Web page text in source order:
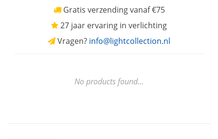
Gratis verzending vanaf €75
27 jaar ervaring in verlichting
Vragen? info@lightcollection.nl
No products found...